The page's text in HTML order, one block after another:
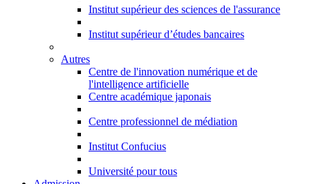
Institut supérieur des sciences de l'assurance
Institut supérieur d’études bancaires
Autres
Centre de l'innovation numérique et de
l'intelligence artificielle
Centre académique japonais
Centre professionnel de médiation
Institut Confucius
Université pour tous